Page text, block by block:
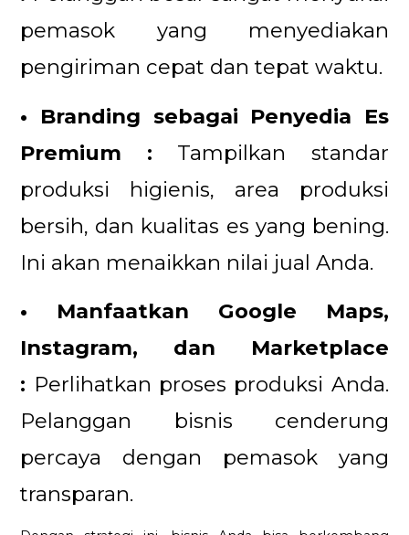
pemasok yang menyediakan
pengiriman cepat dan tepat waktu.
• Branding sebagai Penyedia Es
Premium : Tampilkan standar
produksi higienis, area produksi
bersih, dan kualitas es yang bening.
Ini akan menaikkan nilai jual Anda.
• Manfaatkan Google Maps,
Instagram, dan Marketplace
: Perlihatkan proses produksi Anda.
Pelanggan bisnis cenderung
percaya dengan pemasok yang
transparan.